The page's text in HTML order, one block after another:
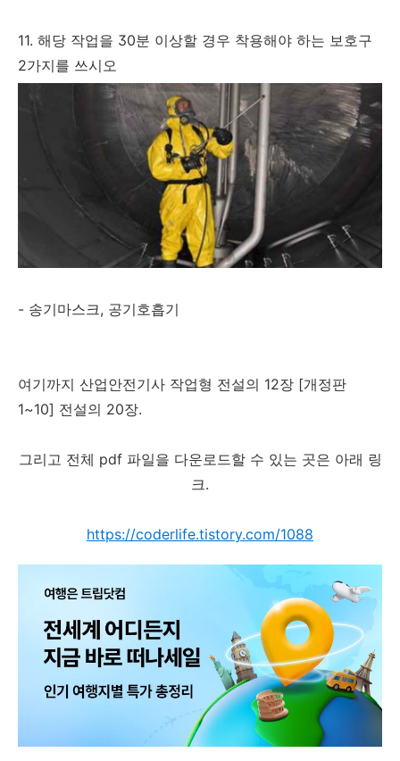
11. 해당 작업을 30분 이상할 경우 착용해야 하는 보호구
2가지를 쓰시오
- 송기마스크, 공기호흡기
여기까지 산업안전기사 작업형 전설의 12장 [개정판
1~10] 전설의 20장.
그리고 전체 pdf 파일을 다운로드할 수 있는 곳은 아래 링
크.
https://coderlife.tistory.com/1088